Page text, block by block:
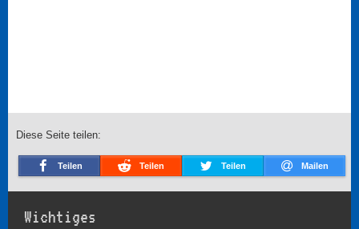
Diese Seite teilen:
Teilen Teilen Teilen Mailen
Wichtiges